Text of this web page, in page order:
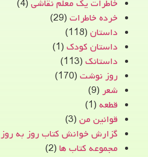
خاطرات یک معلم نقاشی (4)
خرده خاطرات (29)
داستان (118)
داستان کودک (1)
داستانک (113)
روز نوشت (170)
شعر (9)
قطعه (1)
قوانین من (3)
گزارش خوانش کتاب روز به روز
مجموعه کتاب ها (2)